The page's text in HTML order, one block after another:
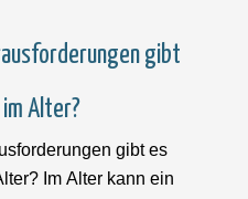
gibt
im Alter?
gibt es
Im Alter kann ein